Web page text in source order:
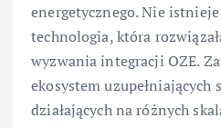
energetycznego. Nie
technologia, która
wyzwania integracji OZE.
ekosystem uzupełniających
działających na różnych